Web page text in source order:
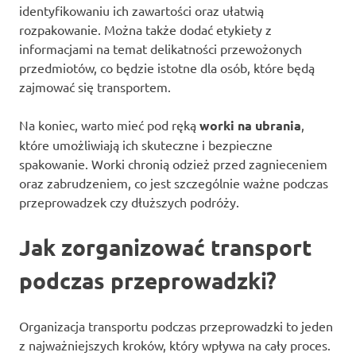
identyfikowaniu ich zawartości oraz ułatwią
rozpakowanie. Można także dodać etykiety z
informacjami na temat delikatności przewożonych
przedmiotów, co będzie istotne dla osób, które będą
zajmować się transportem.
Na koniec, warto mieć pod ręką worki na ubrania
które umożliwiają ich skuteczne i bezpieczne
spakowanie. Worki chronią odzież przed zagnieceniem
oraz zabrudzeniem, co jest szczególnie ważne podczas
przeprowadzek czy dłuższych podróży.
Jak zorganizować transport
podczas przeprowadzki?
Organizacja transportu podczas przeprowadzki to jeden
z najważniejszych kroków, który wpływa na cały proces.